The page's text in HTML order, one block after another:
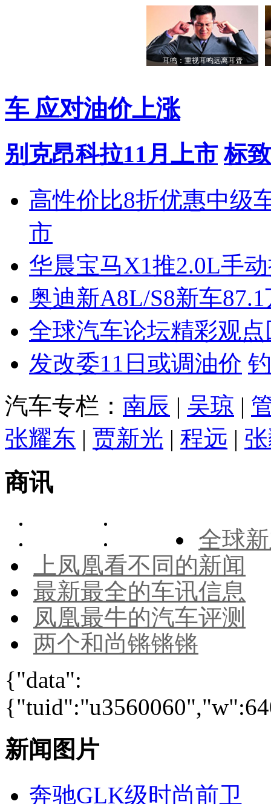
耳鸣：重视耳鸣远离耳聋
车 应对油价上涨
别克昂科拉11月上市 标
高性价比8折优惠中级
市
华晨宝马X1推2.0L手
奥迪新A8L/S8新车
全球汽车论坛精彩观点
发改委11日或调油价
汽车专栏： 南辰 | 吴琼 |
张耀东 | 贾新光 | 程远 |
商讯
全球
上凤凰看不同的新闻
最新最全的车讯信息
凤凰最牛的汽车评测
两个和尚锵锵锵
{"data":
新闻图片
奔驰GLK级时尚前卫